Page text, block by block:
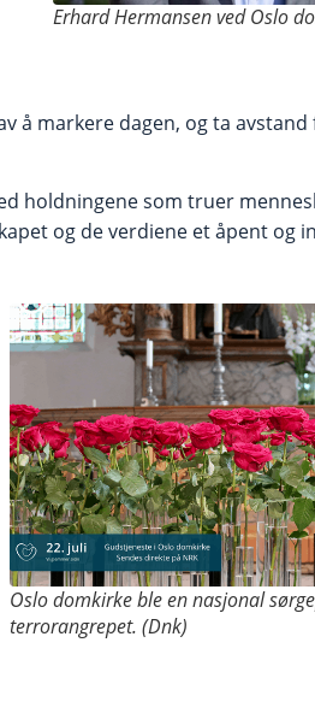
Erhard Hermansen ved Oslo
å markere dagen, og ta
holdningene som truer
og de verdiene et åpent og
Oslo domkirke ble en nasjonal
terrorangrepet. (Dnk)